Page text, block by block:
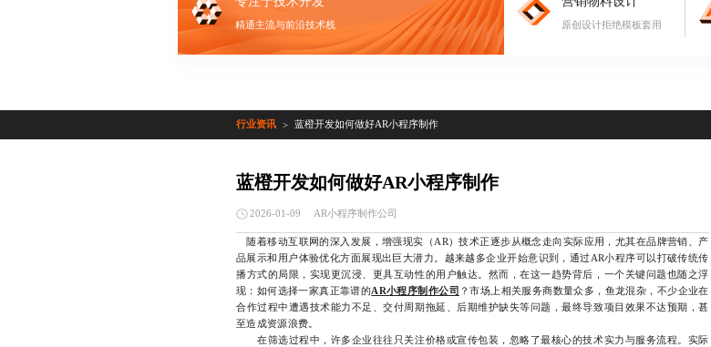
精通主流与前沿技术栈 原创设计拒绝模板套用
行业资讯 > 蓝橙开发如何做好AR小程序制作
蓝橙开发如何做好AR小程序制作
2026-01-09 AR小程序制作公司
随着移动互联网的深入发展，增强现实（AR）技术正逐步从概念走向实际应用，尤其在品牌营销、产
品展示和用户体验优化方面展现出巨大潜力。越来越多企业开始意识到，通过AR小程序可以打破传统传
播方式的局限，实现更沉浸、更具互动性的用户触达。然而，在这一趋势背后，一个关键问题也随之浮
现：如何选择一家真正靠谱的AR小程序制作公司 ？市场上相关服务商数量众多，鱼龙混杂，不少企业在
合作过程中遭遇技术能力不足、交付周期拖延、后期维护缺失等问题，最终导致项目效果不达预期，甚
至造成资源浪费。
在筛选过程中，许多企业往往只关注价格或宣传包装，忽略了最核心的技术实力与服务流程。实际